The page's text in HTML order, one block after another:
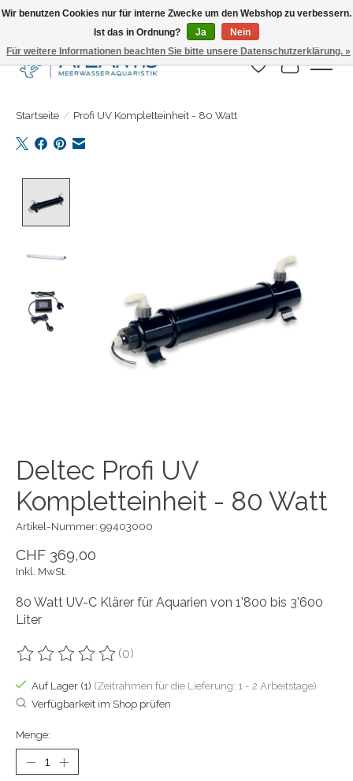
Täglicher Versand. Bestelle bis 15.00 Uhr
Wunschzettel
Ihr
Startseite / Profi UV Kompletteinheit - 80 Watt
Deltec Profi UV
Kompletteinheit - 80 Watt
Artikel-Nummer: 99403000
CHF 369,00
Inkl. MwSt.
80 Watt UV-C Klärer für Aquarien von 1'800 bis 3'600
Liter
Die Bewertung dieses Produkts ist
(0)
Auf Lager (1) (Zeitrahmen für die Lieferung: 1 - 2 Arbeitstage)
Verfügbarkeit im Shop prüfen
Menge:
Wir benutzen Cookies nur für interne Zwecke um den Webshop zu verbessern.
Ist das in Ordnung?
Ja
Nein
Für weitere Informationen beachten Sie bitte unsere Datenschutzerklärung. »